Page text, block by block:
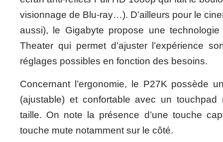
visionnage de Blu-ray…). D’ailleurs pour le
aussi), le Gigabyte propose une
Theater qui permet d’ajuster l’expérience
réglages possibles en fonction des besoins.
Concernant l’ergonomie, le P27K possède
(ajustable) et confortable avec un
taille. On note la présence d’une touche
touche mute notamment sur le côté.